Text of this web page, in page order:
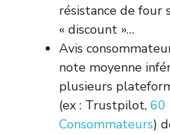
résistance de four
« discount »…
Avis
note moyenne
plusieurs
(ex : Trustpilot, 60
Consommateurs)